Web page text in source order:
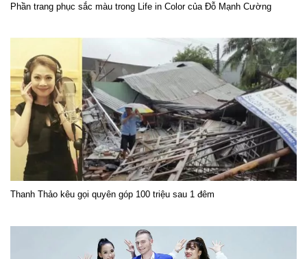
Phần trang phục sắc màu trong Life in Color của Đỗ Mạnh Cường
Thanh Thảo kêu gọi quyên góp 100 triệu sau 1 đêm